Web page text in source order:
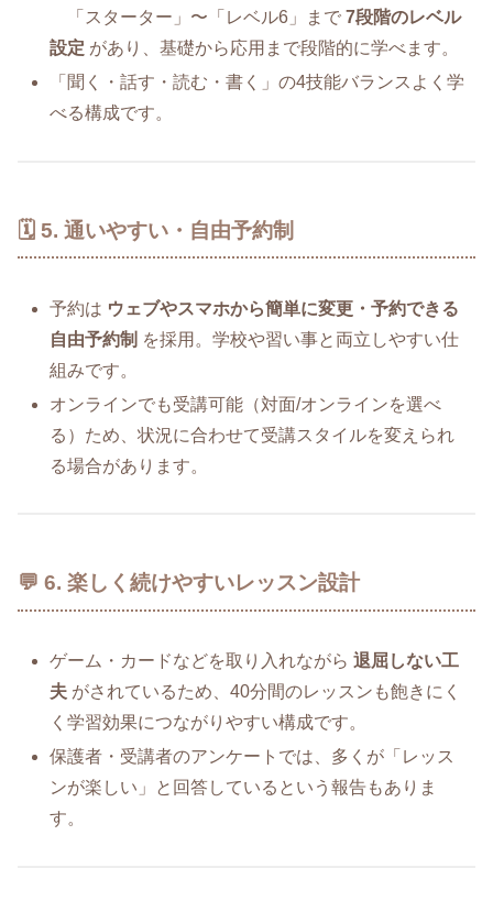
「スターター」〜「レベル6」まで7段階のレベル
設定 があり、基礎から応用まで段階的に学べます。
「聞く・話す・読む・書く」の4技能バランスよく学
べる構成です。
🗓 5. 通いやすい・自由予約制
予約は ウェブやスマホから簡単に変更・予約できる
自由予約制 を採用。学校や習い事と両立しやすい仕
組みです。
オンラインでも受講可能（対面/オンラインを選べ
る）ため、状況に合わせて受講スタイルを変えられ
る場合があります。
💬 6. 楽しく続けやすいレッスン設計
ゲーム・カードなどを取り入れながら退屈しない工
夫 がされているため、40分間のレッスンも飽きにく
く学習効果につながりやすい構成です。
保護者・受講者のアンケートでは、多くが「レッス
ンが楽しい」と回答しているという報告もありま
す。